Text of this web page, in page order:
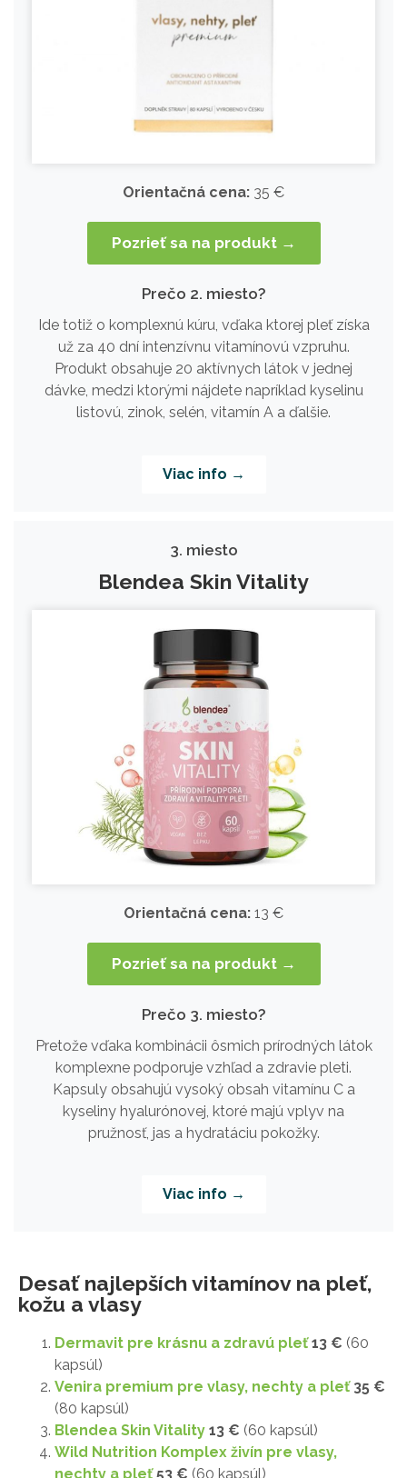
Orientačná cena: 35 €
Pozrieť sa na produkt →
Prečo 2. miesto?
Ide totiž o komplexnú kúru, vďaka ktorej pleť získa
už za 40 dní intenzívnu vitamínovú vzpruhu.
Produkt obsahuje 20 aktívnych látok v jednej
dávke, medzi ktorými nájdete napríklad kyselinu
listovú, zinok, selén, vitamín A a ďalšie.
Viac info →
3. miesto
Blendea Skin Vitality
Orientačná cena: 13 €
Pozrieť sa na produkt →
Prečo 3. miesto?
Pretože vďaka kombinácii ôsmich prírodných látok
komplexne podporuje vzhľad a zdravie pleti.
Kapsuly obsahujú vysoký obsah vitamínu C a
kyseliny hyalurónovej, ktoré majú vplyv na
pružnosť, jas a hydratáciu pokožky.
Viac info →
Desať najlepších vitamínov na pleť,
kožu a vlasy
Dermavit pre krásnu a zdravú pleť 13 € (60
kapsúl)
Venira premium pre vlasy, nechty a pleť 35 €
(80 kapsúl)
Blendea Skin Vitality 13 € (60 kapsúl)
Wild Nutrition Komplex živín pre vlasy,
nechty a pleť 53 € (60 kapsúl)